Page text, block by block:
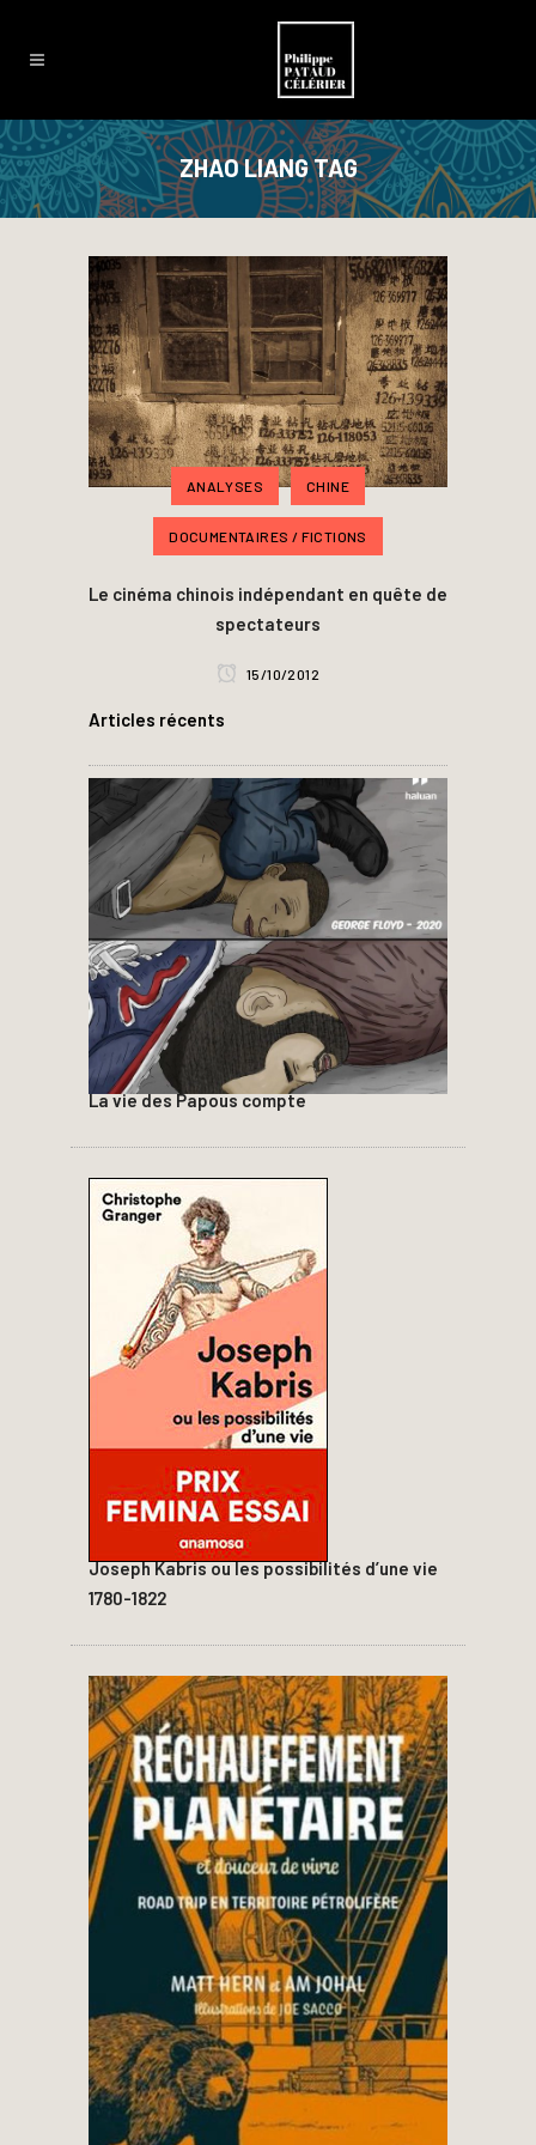
ZHAO LIANG TAG
ANALYSES CHINE
DOCUMENTAIRES / FICTIONS
Le cinéma chinois indépendant en quête de
spectateurs
15/10/2012
Articles récents
La vie des Papous compte
Joseph Kabris ou les possibilités d’une vie
1780-1822